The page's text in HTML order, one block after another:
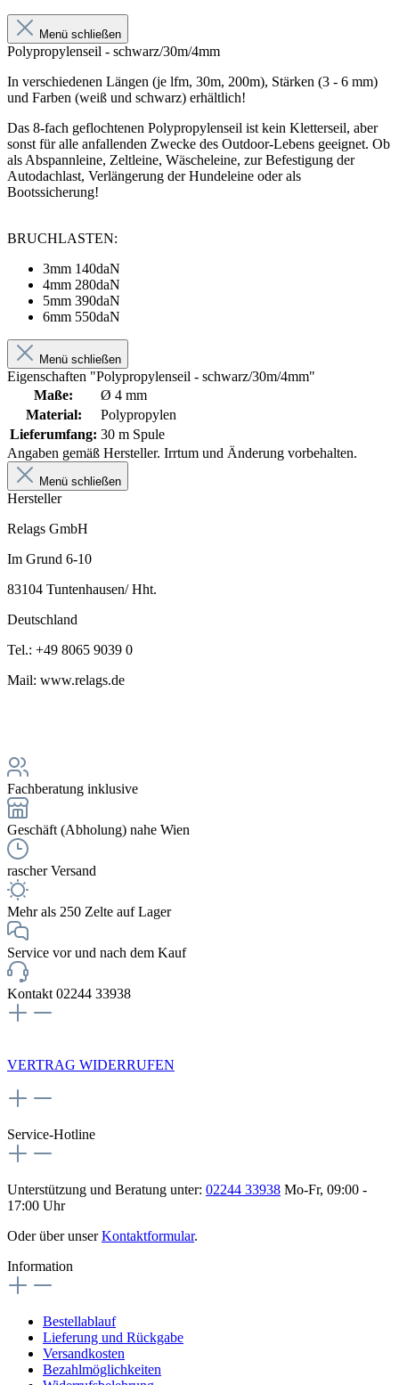
Menü schließen
Polypropylenseil - schwarz/30m/4mm
In verschiedenen Längen (je lfm, 30m, 200m), Stärken (3 - 6 mm)
und Farben (weiß und schwarz) erhältlich!
Das 8-fach geflochtenen Polypropylenseil ist kein Kletterseil, aber
sonst für alle anfallenden Zwecke des Outdoor-Lebens geeignet. Ob
als Abspannleine, Zeltleine, Wäscheleine, zur Befestigung der
Autodachlast, Verlängerung der Hundeleine oder als
Bootssicherung!
BRUCHLASTEN:
3mm 140daN
4mm 280daN
5mm 390daN
6mm 550daN
Menü schließen
Eigenschaften "Polypropylenseil - schwarz/30m/4mm"
Maße:
Ø 4 mm
Material:
Polypropylen
Lieferumfang: 30 m Spule
Angaben gemäß Hersteller. Irrtum und Änderung vorbehalten.
Menü schließen
Hersteller
Relags GmbH
Im Grund 6-10
83104 Tuntenhausen/ Hht.
Deutschland
Tel.: +49 8065 9039 0
Mail: www.relags.de
Fachberatung inklusive
Geschäft (Abholung) nahe Wien
rascher Versand
Mehr als 250 Zelte auf Lager
Service vor und nach dem Kauf
Kontakt 02244 33938
VERTRAG WIDERRUFEN
Service-Hotline
Unterstützung und Beratung unter: 02244 33938 Mo-Fr, 09:00 -
17:00 Uhr
Oder über unserKontaktformular.
Information
Bestellablauf
Lieferung und Rückgabe
Versandkosten
Bezahlmöglichkeiten